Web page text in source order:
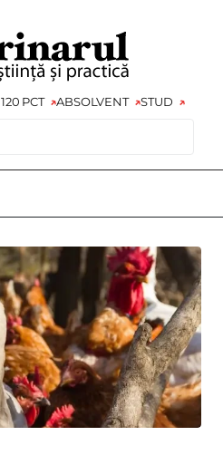
120 PCT ABSOLVENT STUD